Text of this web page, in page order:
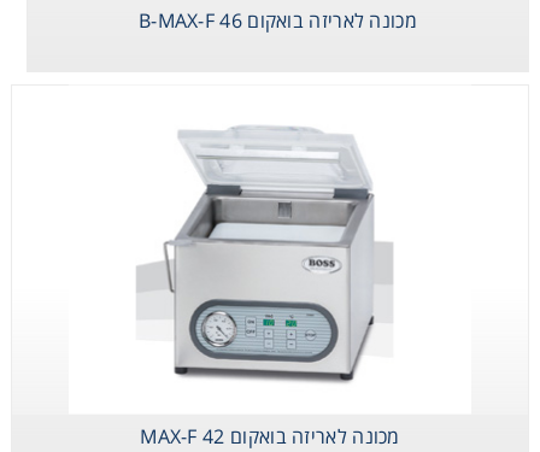
מכונה לאריזה בואקום B-MAX-F 46
מכונה לאריזה בואקום MAX-F 42